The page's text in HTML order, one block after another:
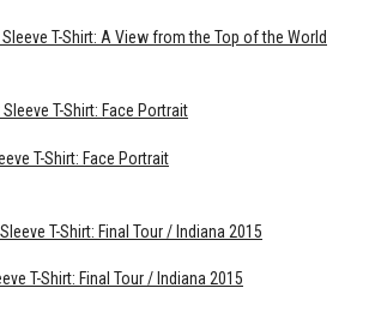
Sleeve T-Shirt: A View from the Top of the World
T-Shirt: Face Portrait
T-Shirt: Final Tour / Indiana 2015